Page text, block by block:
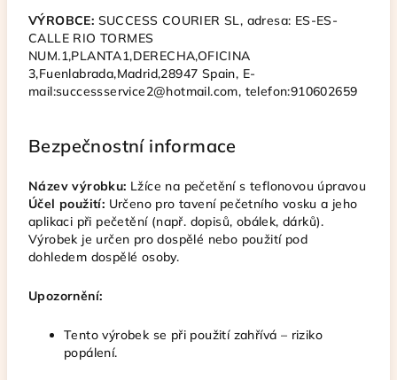
VÝROBCE: SUCCESS COURIER SL, adresa: ES-ES-
CALLE RIO TORMES
NUM.1,PLANTA1,DERECHA,OFICINA
3,Fuenlabrada,Madrid,28947 Spain, E-
mail:successservice2@hotmail.com, telefon:910602659
Bezpečnostní informace
Název výrobku: Lžíce na pečetění s teflonovou úpravou
Účel použití: Určeno pro tavení pečetního vosku a jeho
aplikaci při pečetění (např. dopisů, obálek, dárků).
Výrobek je určen pro dospělé nebo použití pod
dohledem dospělé osoby.
Upozornění:
Tento výrobek se při použití zahřívá – riziko
popálení.